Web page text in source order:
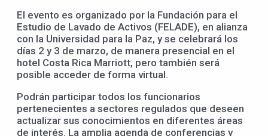
El evento es organizado por la Fundación para el
Estudio de Lavado de Activos (FELADE), en alianza
con la Universidad para la Paz, y se celebrará los
días 2 y 3 de marzo, de manera presencial en el
hotel Costa Rica Marriott, pero también será
posible acceder de forma virtual.
Podrán participar todos los funcionarios
pertenecientes a sectores regulados que deseen
actualizar sus conocimientos en diferentes áreas
de interés. La amplia agenda de conferencias y